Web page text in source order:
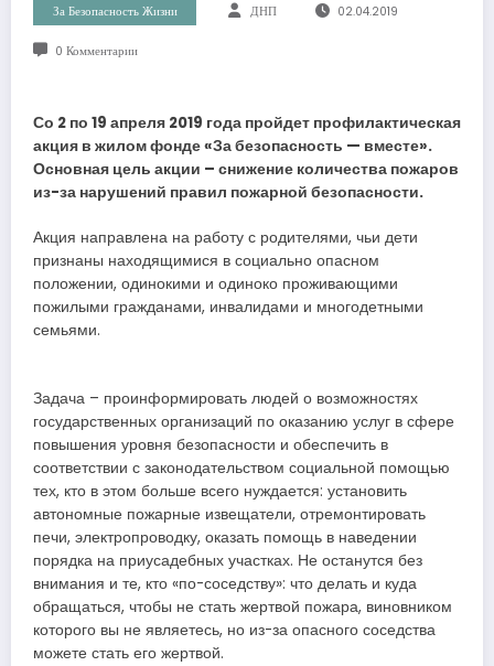
За Безопасность Жизни ДНП 02.04.2019
0 Комментарии
Со 2 по 19 апреля 2019 года пройдет профилактическая
акция в жилом фонде «За безопасность — вместе».
Основная цель акции – снижение количества пожаров
из-за нарушений правил пожарной безопасности.
Акция направлена на работу с родителями, чьи дети
признаны находящимися в социально опасном
положении, одинокими и одиноко проживающими
пожилыми гражданами, инвалидами и многодетными
семьями.
Задача – проинформировать людей о возможностях
государственных организаций по оказанию услуг в сфере
повышения уровня безопасности и обеспечить в
соответствии с законодательством социальной помощью
тех, кто в этом больше всего нуждается: установить
автономные пожарные извещатели, отремонтировать
печи, электропроводку, оказать помощь в наведении
порядка на приусадебных участках. Не останутся без
внимания и те, кто «по-соседству»: что делать и куда
обращаться, чтобы не стать жертвой пожара, виновником
которого вы не являетесь, но из-за опасного соседства
можете стать его жертвой.